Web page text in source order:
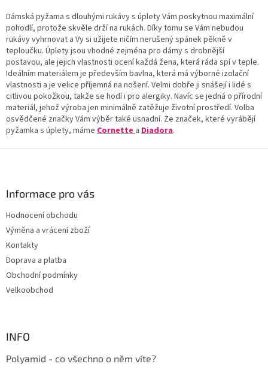
l
á
d
a
c
í
p
r
v
k
y
ý
Dámská pyžama s dlouhými rukávy s úplety Vám poskytnou maximální
pohodlí, protože skvěle drží na rukách. Díky tomu se Vám nebudou
rukávy vyhrnovat a Vy si užijete ničím nerušený spánek pěkně v
teploučku. Úplety jsou vhodné zejména pro dámy s drobnější
postavou, ale jejich vlastnosti ocení každá žena, která ráda spí v teple.
Ideálním materiálem je především bavlna, která má výborné izolační
vlastnosti a je velice příjemná na nošení. Velmi dobře ji snášejí i lidé s
citlivou pokožkou, takže se hodí i pro alergiky. Navíc se jedná o přírodní
materiál, jehož výroba jen minimálně zatěžuje životní prostředí. Volba
osvědčené značky Vám výběr také usnadní. Ze značek, které vyrábějí
pyžamka s úplety, máme Cornette a Diadora.
Informace pro vás
Hodnocení obchodu
Výměna a vrácení zboží
Kontakty
Doprava a platba
Obchodní podmínky
Velkoobchod
INFO
Polyamid - co všechno o něm víte?